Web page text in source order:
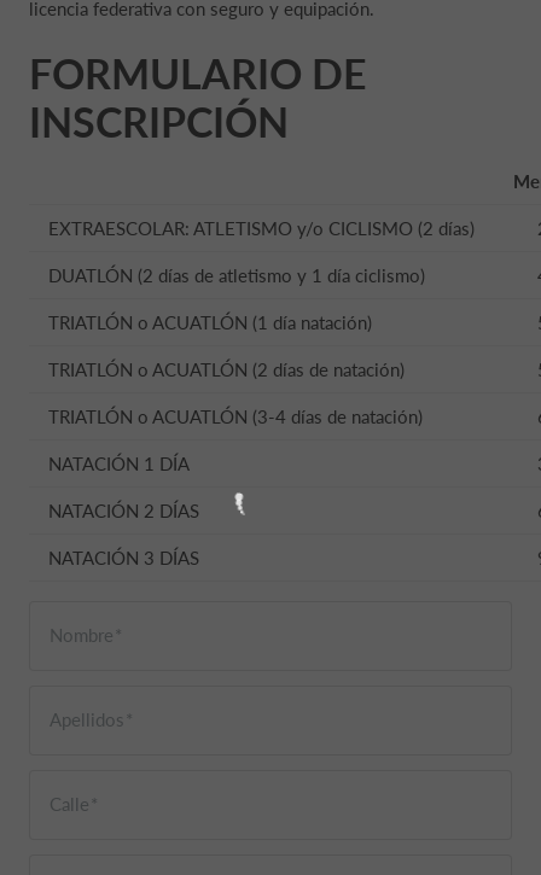
licencia federativa con seguro y equipación.
FORMULARIO DE
INSCRIPCIÓN
EXTRAESCOLAR: ATLETISMO y/o CICLISMO (2 días)
DUATLÓN (2 días de atletismo y 1 día ciclismo)
TRIATLÓN o ACUATLÓN (1 día natación)
TRIATLÓN o ACUATLÓN (2 días de natación)
TRIATLÓN o ACUATLÓN (3-4 días de natación)
NATACIÓN 1 DÍA
NATACIÓN 2 DÍAS
NATACIÓN 3 DÍAS
Nombre
Apellidos
Calle